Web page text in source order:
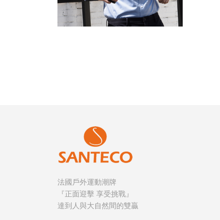
法國戶外運動潮牌
『正面迎擊 享受挑戰』
達到人與大自然間的雙贏